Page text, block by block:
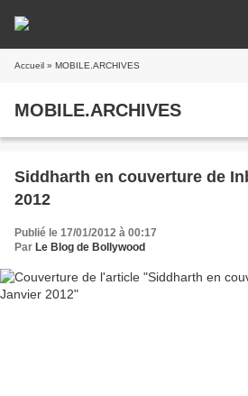
Accueil » MOBILE.ARCHIVES
MOBILE.ARCHIVES
Siddharth en couverture de
2012
Publié le 17/01/2012 à 00:17
Par Le Blog de Bollywood